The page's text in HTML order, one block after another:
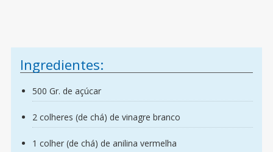
Ingredientes:
500 Gr. de açúcar
2 colheres (de chá) de vinagre branco
1 colher (de chá) de anilina vermelha